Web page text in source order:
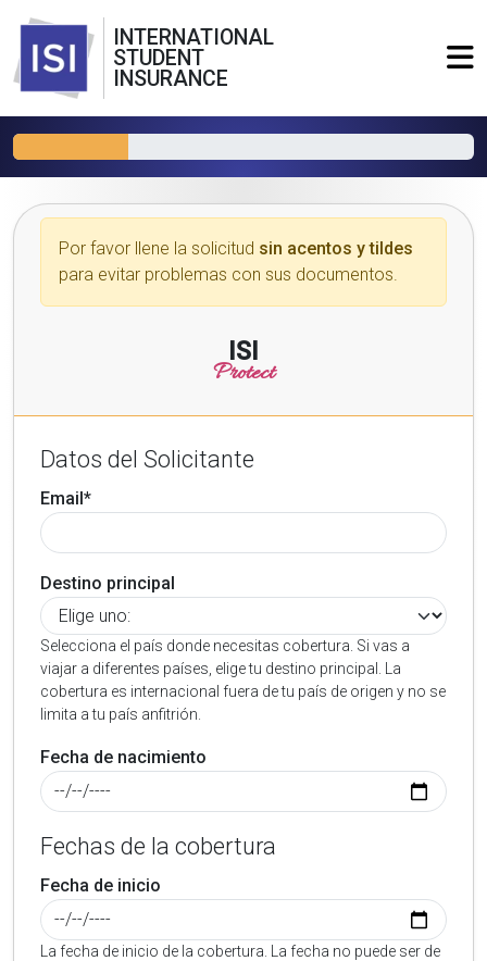
INTERNATIONAL
STUDENT
INSURANCE
Por favor llene la solicitud sin acentos y tildes
para evitar problemas con sus documentos.
ISI
Protect
Datos del Solicitante
Email*
Destino principal
Selecciona el país donde necesitas cobertura. Si vas a
viajar a diferentes países, elige tu destino principal. La
cobertura es internacional fuera de tu país de origen y no se
limita a tu país anfitrión.
Fecha de nacimiento
Fechas de la cobertura
Fecha de inicio
La fecha de inicio de la cobertura. La fecha no puede ser de